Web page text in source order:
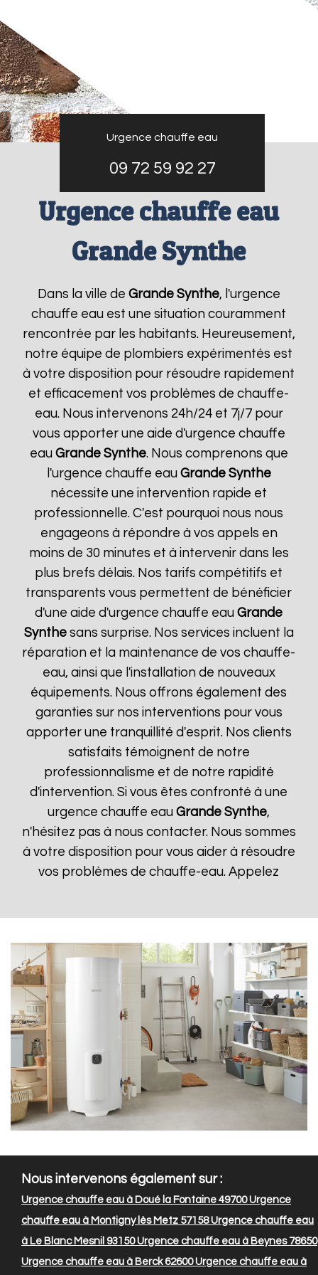
Urgence chauffe eau
09 72 59 92 27
Urgence chauffe eau
Grande Synthe
Dans la ville de Grande Synthe, l'urgence
chauffe eau est une situation couramment
rencontrée par les habitants. Heureusement,
notre équipe de plombiers expérimentés est
à votre disposition pour résoudre rapidement
et efficacement vos problèmes de chauffe-
eau. Nous intervenons 24h/24 et 7j/7 pour
vous apporter une aide d'urgence chauffe
eau Grande Synthe. Nous comprenons que
l'urgence chauffe eau Grande Synthe
nécessite une intervention rapide et
professionnelle. C'est pourquoi nous nous
engageons à répondre à vos appels en
moins de 30 minutes et à intervenir dans les
plus brefs délais. Nos tarifs compétitifs et
transparents vous permettent de bénéficier
d'une aide d'urgence chauffe eauGrande
Synthesans surprise. Nos services incluent la
réparation et la maintenance de vos chauffe-
eau, ainsi que l'installation de nouveaux
équipements. Nous offrons également des
garanties sur nos interventions pour vous
apporter une tranquillité d'esprit. Nos clients
satisfaits témoignent de notre
professionnalisme et de notre rapidité
d'intervention. Si vous êtes confronté à une
urgence chauffe eauGrande Synthe,
n'hésitez pas à nous contacter. Nous sommes
à votre disposition pour vous aider à résoudre
vos problèmes de chauffe-eau. Appelez
Nous intervenons également sur :
Urgence chauffe eau à Doué la Fontaine 49700Urgence
chauffe eau à Montigny lès Metz 57158Urgence chauffe eau
à Le Blanc Mesnil 93150Urgence chauffe eau à Beynes 78650
Urgence chauffe eau à Berck 62600Urgence chauffe eau à